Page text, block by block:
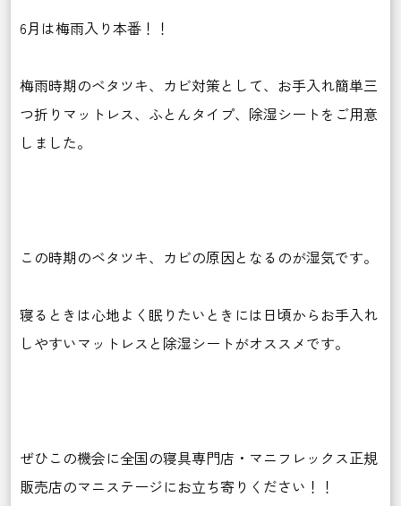
6月は梅雨入り本番！！
梅雨時期のベタツキ、カビ対策として、お手入れ簡単三
つ折りマットレス、ふとんタイプ、除湿シートをご用意
しました。
この時期のベタツキ、カビの原因となるのが湿気です。
寝るときは心地よく眠りたいときには日頃からお手入れ
しやすいマットレスと除湿シートがオススメです。
ぜひこの機会に全国の寝具専門店・マニフレックス正規
販売店のマニステージにお立ち寄りください！！